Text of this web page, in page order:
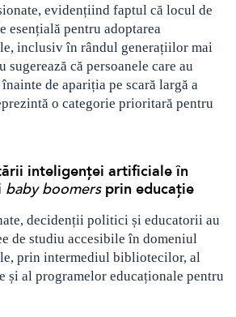
evidențiind faptul că locul de
esențială pentru adoptarea
inclusiv în rândul generațiilor mai
sugerează că persoanele care au
de apariția pe scară largă a
o categorie prioritară pentru
inteligenței artificiale în
baby boomersprin educație
decidenții politici și educatorii au
de studiu accesibile în domeniul
prin intermediul bibliotecilor, al
și al programelor educaționale pentru